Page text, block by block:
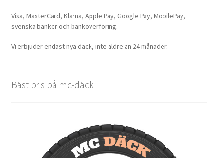
Visa, MasterCard, Klarna, Apple Pay, Google Pay, MobilePay,
svenska banker och banköverföring.
Vi erbjuder endast nya däck, inte äldre än 24 månader.
Bäst pris på mc-däck